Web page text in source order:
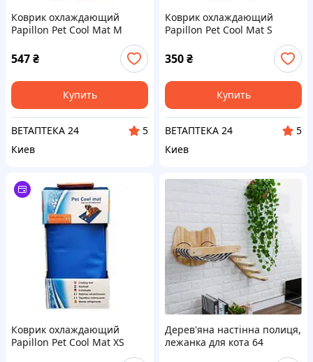
Коврик охлаждающий
Papillon Pet Cool Mat M
63*48 см для собак и кошек
547₴
Купить
ВЕТАПТЕКА 24
5
Киев
Коврик охлаждающий
Papillon Pet Cool Mat S
49*40 см для собак и кошек
350₴
Купить
ВЕТАПТЕКА 24
5
Киев
Коврик охлаждающий
Papillon Pet Cool Mat XS
39*29 см для собак и кошек
Дерев'яна настінна полиця,
лежанка для кота 64